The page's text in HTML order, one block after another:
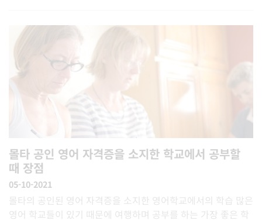
몰타 공인 영어 자격증을 소지한 학교에서 공부할
때 장점
05-10-2021
몰타의 공인된 영어 자격증을 소지한 영어학교에서의 학습 많은
영어 학교들이 있기 때문에 여행하며 공부를 하는 가장 좋은 학